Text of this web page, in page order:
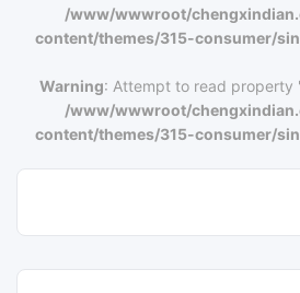
/www/wwwroot/
content/themes/315-consumer/
Warning: Attempt to read property
/www/wwwroot/
content/themes/315-consumer/